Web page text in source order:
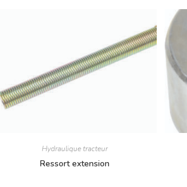
Hydraulique tracteur
Ressort extension